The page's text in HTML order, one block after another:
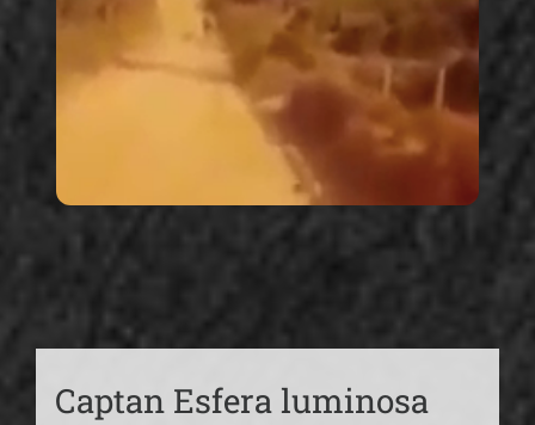
Captan Esfera luminosa